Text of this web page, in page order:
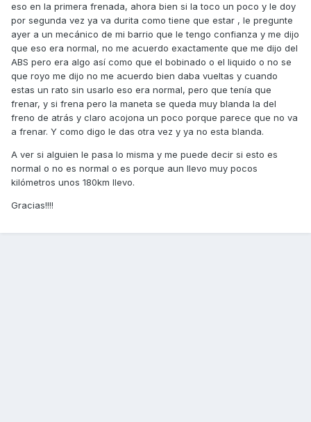
eso en la primera frenada, ahora bien si la toco un poco y le doy
por segunda vez ya va durita como tiene que estar , le pregunte
ayer a un mecánico de mi barrio que le tengo confianza y me dijo
que eso era normal, no me acuerdo exactamente que me dijo del
ABS pero era algo así como que el bobinado o el liquido o no se
que royo me dijo no me acuerdo bien daba vueltas y cuando
estas un rato sin usarlo eso era normal, pero que tenía que
frenar, y si frena pero la maneta se queda muy blanda la del
freno de atrás y claro acojona un poco porque parece que no va
a frenar. Y como digo le das otra vez y ya no esta blanda.
A ver si alguien le pasa lo misma y me puede decir si esto es
normal o no es normal o es porque aun llevo muy pocos
kilómetros unos 180km llevo.
Gracias!!!!